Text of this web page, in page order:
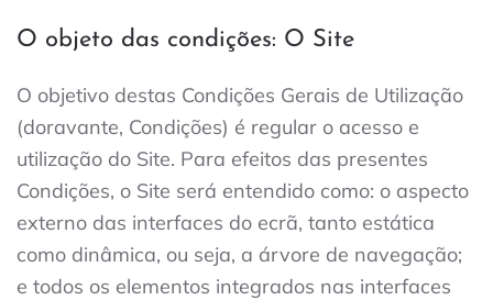
O objeto das condições: O Site
O objetivo destas Condições Gerais de Utilização
(doravante, Condições) é regular o acesso e
utilização do Site. Para efeitos das presentes
Condições, o Site será entendido como: o aspecto
externo das interfaces do ecrã, tanto estática
como dinâmica, ou seja, a árvore de navegação;
e todos os elementos integrados nas interfaces